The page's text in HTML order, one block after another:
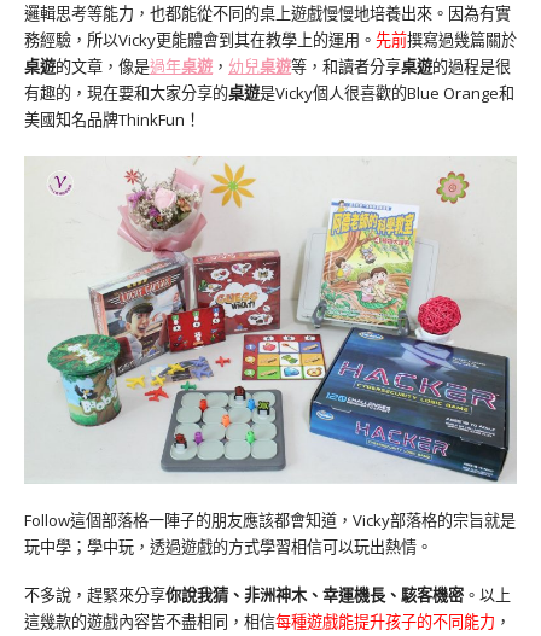
邏輯思考等能力，也都能從不同的桌上遊戲慢慢地培養出來。因為有實
務經驗，所以Vicky更能體會到其在教學上的運用。 先前撰寫過幾篇關於
桌遊的文章，像是過年桌遊 ， 幼兒桌遊等，和讀者分享桌遊的過程是很
有趣的，現在要和大家分享的桌遊是Vicky個人很喜歡的Blue Orange和
美國知名品牌ThinkFun！
Follow這個部落格一陣子的朋友應該都會知道，Vicky部落格的宗旨就是
玩中學；學中玩，透過遊戲的方式學習相信可以玩出熱情。
不多說，趕緊來分享你說我猜、非洲神木、幸運機長、駭客機密 。以上
這幾款的遊戲內容皆不盡相同，相信每種遊戲能提升孩子的不同能力 ，